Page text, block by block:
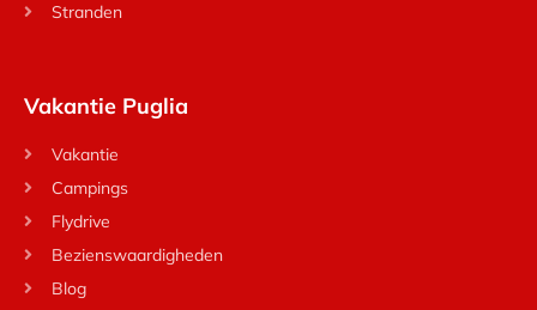
Stranden
Vakantie Puglia
Vakantie
Campings
Flydrive
Bezienswaardigheden
Blog